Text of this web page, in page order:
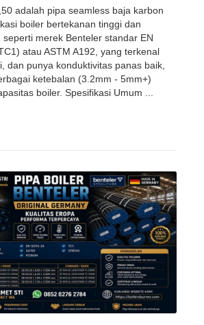
adalah pipa seamless baja karbon
boiler bertekanan tinggi dan
merek Benteler standar EN
atau ASTM A192, yang terkenal
dan punya konduktivitas panas baik,
ketebalan (3.2mm - 5mm+)
boiler. Spesifikasi Umum ...